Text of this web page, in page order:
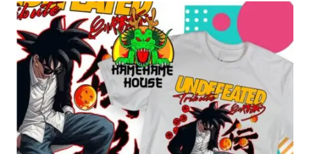
$160.00
through
$280.00